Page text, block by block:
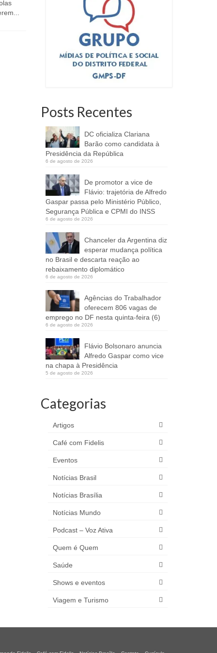
3 de maio de 2023
Secretaria do Meio Ambiente e de
Proteção Animal participou de evento
promovido pela Caesb Agência...
Posts Recentes
DC oficializa Clariana
Barão como candidata à
Presidência da República
6 de agosto de 2026
De promotor a vice de
Flávio: trajetória de Alfredo
Gaspar passa pelo Ministério Público,
Segurança Pública e CPMI do INSS
6 de agosto de 2026
Chanceler da Argentina diz
esperar mudança política
no Brasil e descarta reação ao
rebaixamento diplomático
6 de agosto de 2026
Agências do Trabalhador
oferecem 806 vagas de
emprego no DF nesta quinta-feira (6)
6 de agosto de 2026
Flávio Bolsonaro anuncia
Alfredo Gaspar como vice
na chapa à Presidência
5 de agosto de 2026
Categorias
Artigos
Café com Fidelis
Eventos
Notícias Brasil
Notícias Brasília
Notícias Mundo
Podcast – Voz Ativa
Quem é Quem
Saúde
Shows e eventos
Viagem e Turismo